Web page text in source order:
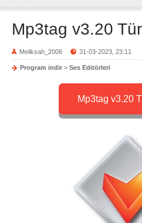
Mp3tag v3.20
Meliksah_2006 31-03-2023, 23:11
Program indir > Ses Editörleri
Mp3tag v3.20